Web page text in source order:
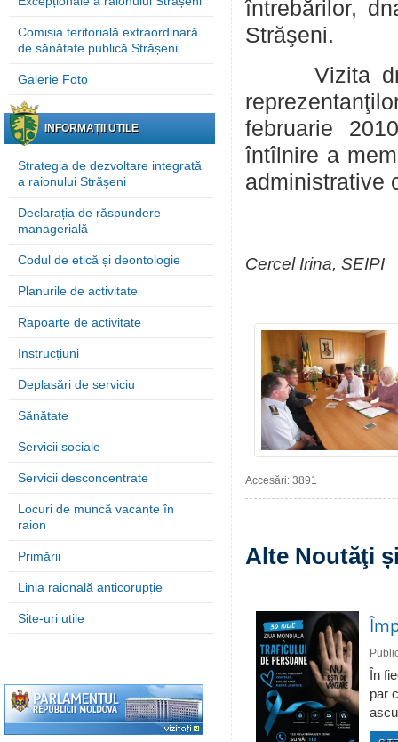
Comisia teritorială extraordinară
de sănătate publică Strășeni
Galerie Foto
INFORMAȚII UTILE
Strategia de dezvoltare integrată
a raionului Strășeni
Declarația de răspundere
managerială
Codul de etică și deontologie
Planurile de activitate
Rapoarte de activitate
Instrucțiuni
Deplasări de serviciu
Sănătate
Servicii sociale
Servicii desconcentrate
Locuri de muncă vacante în
raion
Primării
Linia raională anticorupție
Site-uri utile
întrebărilor,
Străşeni.
Vizita dnei
februarie
întîlnire a
administrative
Cercel Irina, SEIPI
Accesări: 3891
Alte Noutăţi
În
par